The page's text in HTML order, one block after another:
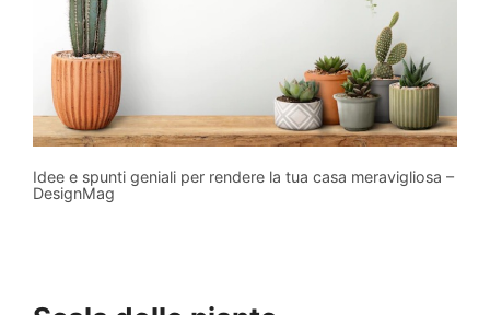
Idee e spunti geniali per rendere la tua casa meravigliosa –
DesignMag